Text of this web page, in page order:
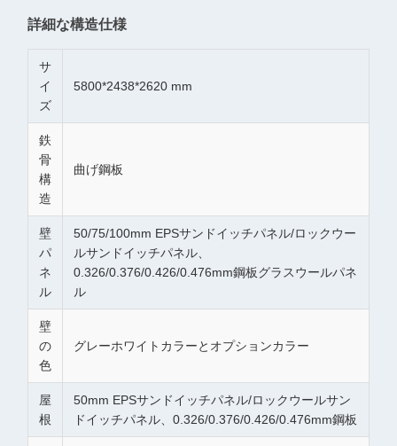
詳細な構造仕様
サ
イ
ズ
5800*2438*2620 mm
鉄
骨
構
造
曲げ鋼板
壁
パ
ネ
ル
50/75/100mm EPSサンドイッチパネル/ロックウー
ルサンドイッチパネル、
0.326/0.376/0.426/0.476mm鋼板グラスウールパネ
ル
壁
の
色
グレーホワイトカラーとオプションカラー
屋
根
50mm EPSサンドイッチパネル/ロックウールサン
ドイッチパネル、0.326/0.376/0.426/0.476mm鋼板